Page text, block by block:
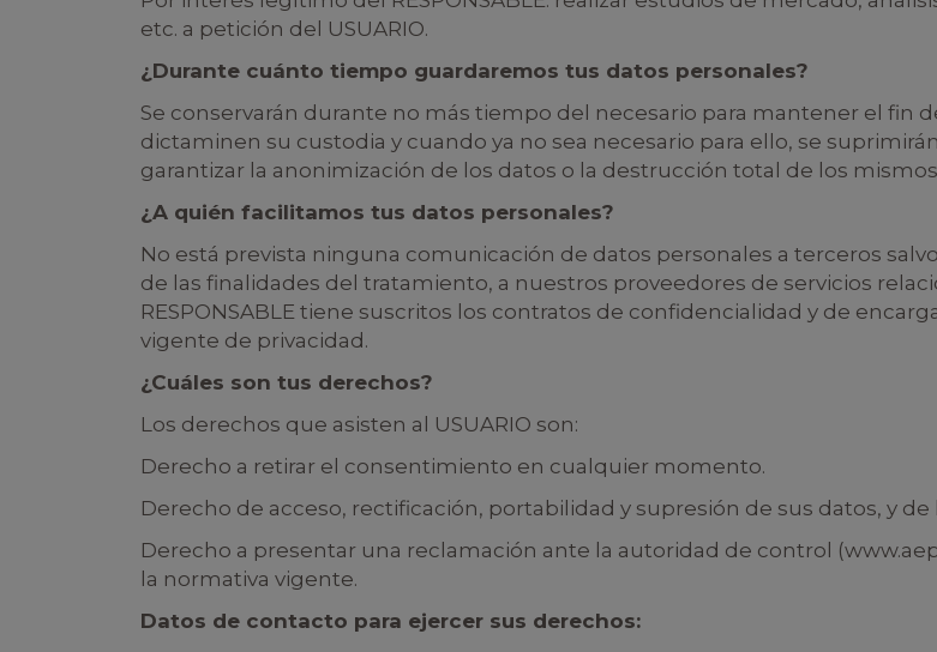
etc. a petición del USUARIO.
¿Durante cuánto tiempo guardaremos tus datos personales?
Se conservarán durante no más tiempo del necesario para mantener el fin
dictaminen su custodia y cuando ya no sea necesario para ello, se
garantizar la anonimización de los datos o la destrucción total de los
¿A quién facilitamos tus datos personales?
No está prevista ninguna comunicación de datos personales a terceros
de las finalidades del tratamiento, a nuestros proveedores de servicios
RESPONSABLE tiene suscritos los contratos de confidencialidad y de
vigente de privacidad.
¿Cuáles son tus derechos?
Los derechos que asisten al USUARIO son:
Derecho a retirar el consentimiento en cualquier momento.
Derecho de acceso, rectificación, portabilidad y supresión de sus datos, y
Derecho a presentar una reclamación ante la autoridad de control
la normativa vigente.
Datos de contacto para ejercer sus derechos: